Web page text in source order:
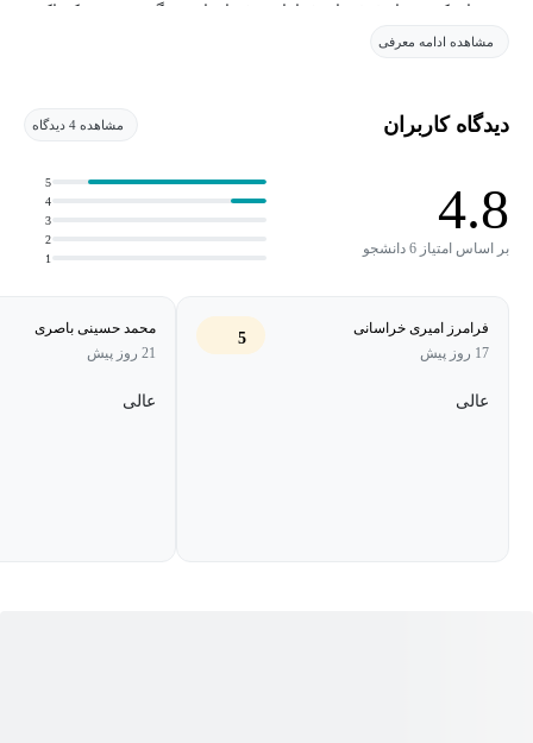
در جهان کنونی با دغدغه‌های فراوان و فشارهای زندگی روزمره که اکثر
والدین با آن دست‌و‌پنجه نرم می‌کنند، می‌توان به کمک شناسایی بهتر
راه کاست.
معیار قرار می‌دهند، مسیر فرزندپروی هموارتری را رقم می‌زنند.
و در آخر، همراهی با شما در این راه، رسالتی ست که به قدم نهادن در
مشاهده ادامه معرفی
دیدگاه کاربران مشاهده 4 دیدگاه
4.8
بر اساس امتیاز 6 دانشجو
1
2
3
4
5
فرامرز امیری خراسانی
17 روز پیش
5
عالی
محمد حسینی باصری
21 روز پیش
عالی